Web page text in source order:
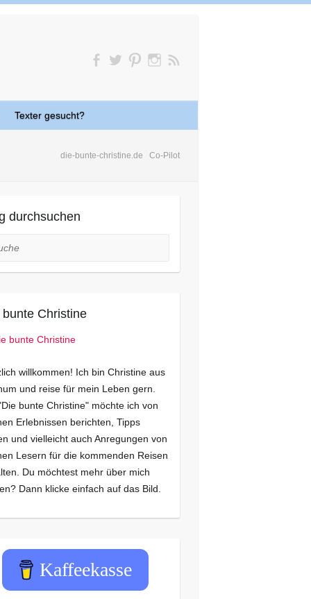
Texter gesucht?
die-bunte-christine.de Co-Pilot
durchsuchen
bunte Christine
willkommen! Ich bin Christine aus
und reise für mein Leben gern.
bunte Christine" möchte ich von
Erlebnissen berichten, Tipps
und vielleicht auch Anregungen von
Lesern für die kommenden Reisen
Du möchtest mehr über mich
Dann klicke einfach auf das Bild.
Kaffeekasse